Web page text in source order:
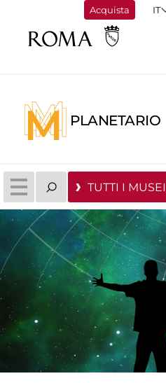
Acquista
PLANETARIO
TUTTI I MUSEI